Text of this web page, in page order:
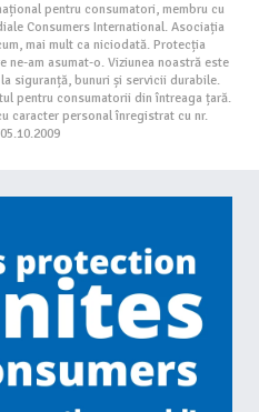
pentru consumatori, membru cu
Consumers International. Asociația
mai mult ca niciodată. Protecția
ne-am asumat-o. Viziunea noastră este
siguranță, bunuri și servicii durabile.
pentru consumatorii din întreaga țară.
caracter personal înregistrat cu nr.